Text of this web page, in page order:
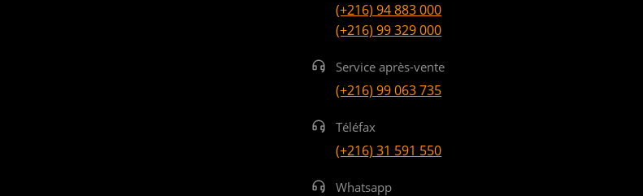
(+216) 94 883 000
(+216) 99 329 000
Service après-vente
(+216) 99 063 735
Téléfax
(+216) 31 591 550
Whatsapp